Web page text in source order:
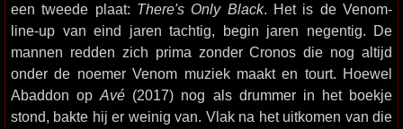
een tweede plaat: There's Only Black. Het is de Venom-
line-up van eind jaren tachtig, begin jaren negentig. De
mannen redden zich prima zonder Cronos die nog altijd
onder de noemer Venom muziek maakt en tourt. Hoewel
Abaddon opAvé (2017) nog als drummer in het boekje
stond, bakte hij er weinig van. Vlak na het uitkomen van die